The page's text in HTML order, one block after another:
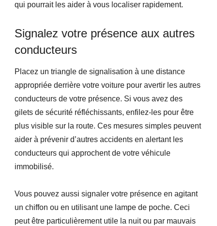
qui pourrait les aider à vous localiser rapidement.
Signalez votre présence aux autres
conducteurs
Placez un triangle de signalisation à une distance
appropriée derrière votre voiture pour avertir les autres
conducteurs de votre présence. Si vous avez des
gilets de sécurité réfléchissants, enfilez-les pour être
plus visible sur la route. Ces mesures simples peuvent
aider à prévenir d’autres accidents en alertant les
conducteurs qui approchent de votre véhicule
immobilisé.
Vous pouvez aussi signaler votre présence en agitant
un chiffon ou en utilisant une lampe de poche. Ceci
peut être particulièrement utile la nuit ou par mauvais